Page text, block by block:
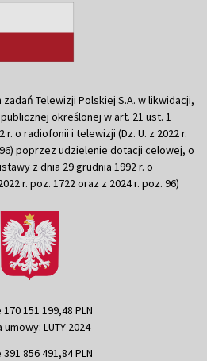
Telewizji Polskiej S.A. w likwidacji,
określonej w art. 21 ust. 1
r. o radiofonii i telewizji (Dz. U. z 2022 r.
poprzez udzielenie dotacji celowej, o
z dnia 29 grudnia 1992 r. o
r. poz. 1722 oraz z 2024 r. poz. 96)
151 199,48 PLN
LUTY 2024
856 491,84 PLN